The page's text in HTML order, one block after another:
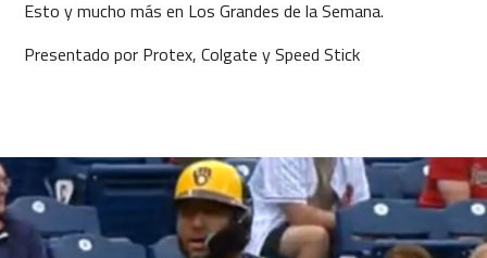
Esto y mucho más en Los Grandes de la Semana.
Presentado por Protex, Colgate y Speed Stick